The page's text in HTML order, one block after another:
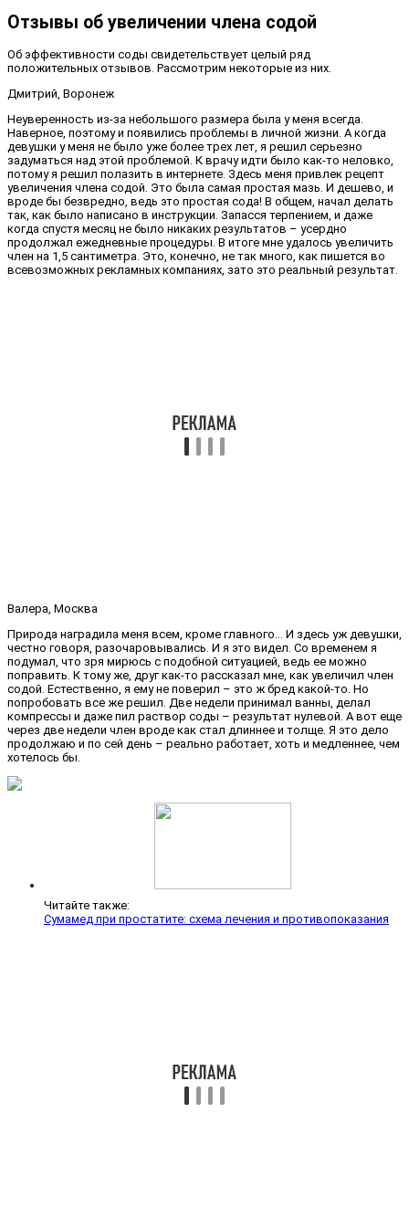
Отзывы об увеличении члена содой
Об эффективности соды свидетельствует целый ряд
положительных отзывов. Рассмотрим некоторые из них.
Дмитрий, Воронеж
Неуверенность из-за небольшого размера была у меня всегда.
Наверное, поэтому и появились проблемы в личной жизни. А когда
девушки у меня не было уже более трех лет, я решил серьезно
задуматься над этой проблемой. К врачу идти было как-то неловко,
потому я решил полазить в интернете. Здесь меня привлек рецепт
увеличения члена содой. Это была самая простая мазь. И дешево, и
вроде бы безвредно, ведь это простая сода! В общем, начал делать
так, как было написано в инструкции. Запасся терпением, и даже
когда спустя месяц не было никаких результатов – усердно
продолжал ежедневные процедуры. В итоге мне удалось увеличить
член на 1,5 сантиметра. Это, конечно, не так много, как пишется во
всевозможных рекламных компаниях, зато это реальный результат.
Валера, Москва
Природа наградила меня всем, кроме главного… И здесь уж девушки,
честно говоря, разочаровывались. И я это видел. Со временем я
подумал, что зря мирюсь с подобной ситуацией, ведь ее можно
поправить. К тому же, друг как-то рассказал мне, как увеличил член
содой. Естественно, я ему не поверил – это ж бред какой-то. Но
попробовать все же решил. Две недели принимал ванны, делал
компрессы и даже пил раствор соды – результат нулевой. А вот еще
через две недели член вроде как стал длиннее и толще. Я это дело
продолжаю и по сей день – реально работает, хоть и медленнее, чем
хотелось бы.
Читайте также:
Сумамед при простатите: схема лечения и противопоказания